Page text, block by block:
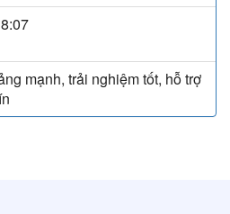
mạnh, trải nghiệm tốt, hỗ trợ